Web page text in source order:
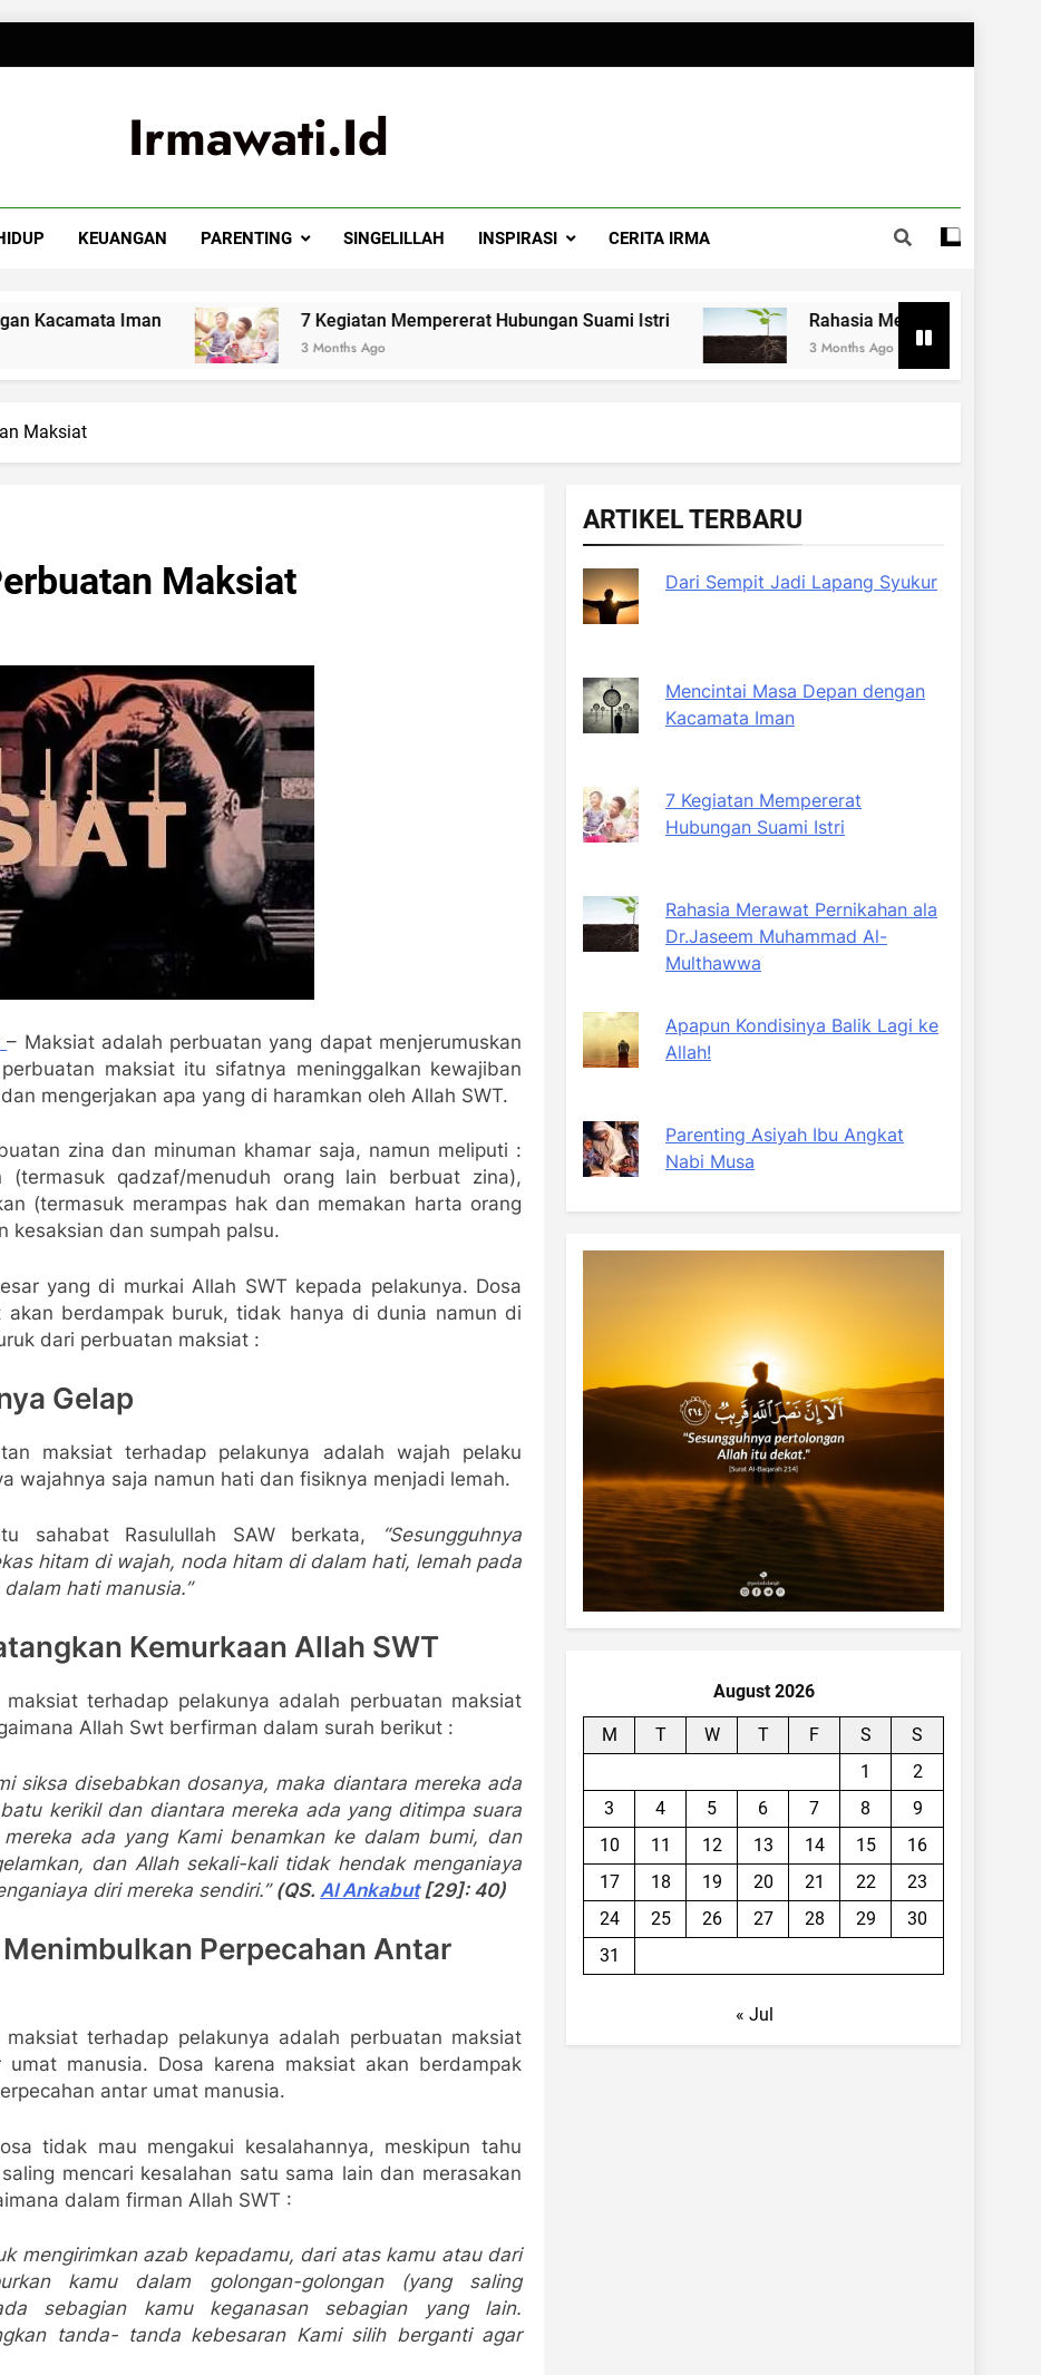
Irmawati.id
KEUANGAN PARENTING SINGELILLAH INSPIRASI CERITA IRMA
Iman 7 Kegiatan Mempererat Hubungan Suami Istri
3 Months Ago
Rahasia Merawat Pernikahan ala
3 Months Ago
Maksiat
Maksiat
– Maksiat adalah perbuatan yang dapat menjerumuskan
maksiat itu sifatnya meninggalkan kewajiban
mengerjakan apa yang di haramkan oleh Allah SWT.
zina dan minuman khamar saja, namun meliputi :
(termasuk qadzaf/menuduh orang lain berbuat zina),
(termasuk merampas hak dan memakan harta orang
kesaksian dan sumpah palsu.
yang di murkai Allah SWT kepada pelakunya. Dosa
berdampak buruk, tidak hanya di dunia namun di
dari perbuatan maksiat :
Gelap
maksiat terhadap pelakunya adalah wajah pelaku
wajahnya saja namun hati dan fisiknya menjadi lemah.
sahabat Rasulullah SAW berkata,
“Sesungguhnya
hitam di wajah, noda hitam di dalam hati, lemah pada
hati manusia.”
Kemurkaan Allah SWT
terhadap pelakunya adalah perbuatan maksiat
Allah Swt berfirman dalam surah berikut :
siksa disebabkan dosanya, maka diantara mereka ada
kerikil dan diantara mereka ada yang ditimpa suara
ada yang Kami benamkan ke dalam bumi, dan
dan Allah sekali-kali tidak hendak menganiaya
diri mereka sendiri.” (QS. Al Ankabut[29]: 40)
Perpecahan Antar
terhadap pelakunya adalah perbuatan maksiat
umat manusia. Dosa karena maksiat akan berdampak
antar umat manusia.
tidak mau mengakui kesalahannya, meskipun tahu
mencari kesalahan satu sama lain dan merasakan
dalam firman Allah SWT :
mengirimkan azab kepadamu, dari atas kamu atau dari
kamu dalam golongan-golongan (yang saling
sebagian kamu keganasan sebagian yang lain.
tanda- tanda kebesaran Kami silih berganti agar
ARTIKEL TERBARU
Dari Sempit Jadi Lapang Syukur
Mencintai Masa Depan dengan
Kacamata Iman
7 Kegiatan Mempererat
Hubungan Suami Istri
Rahasia Merawat Pernikahan ala
Dr.Jaseem Muhammad Al-
Multhawwa
Apapun Kondisinya Balik Lagi ke
Allah!
Parenting Asiyah Ibu Angkat
Nabi Musa
August 2026
M T W T F S
S
1
2
3
4 5 6 7 8
9
10
11 12 13 14 15
16
17
18 19 20 21 22
23
24
25 26 27 28 29
30
31
« Jul